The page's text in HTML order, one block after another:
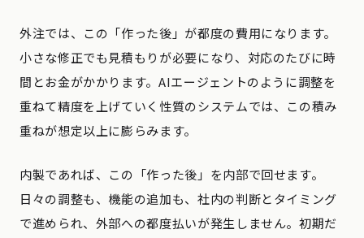
外注では、この「作った後」が都度の費用になります。
小さな修正でも見積もりが必要になり、対応のたびに時
間とお金がかかります。AIエージェントのように調整を
重ねて精度を上げていく性質のシステムでは、この積み
重ねが想定以上に膨らみます。
内製であれば、この「作った後」を内部で回せます。
日々の調整も、機能の追加も、社内の判断とタイミング
で進められ、外部への都度払いが発生しません。初期だ